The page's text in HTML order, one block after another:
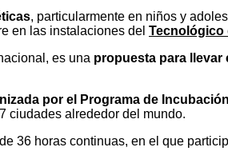
, particularmente en niños y
en las instalaciones del Tecnológico
es una propuesta para llevar
por el Programa de
ciudades alrededor del mundo.
36 horas continuas, en el que